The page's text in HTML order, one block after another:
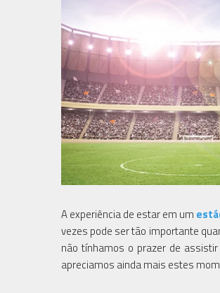
A experiência de estar em um
vezes pode ser tão importante
não tínhamos o prazer de
apreciamos ainda mais estes